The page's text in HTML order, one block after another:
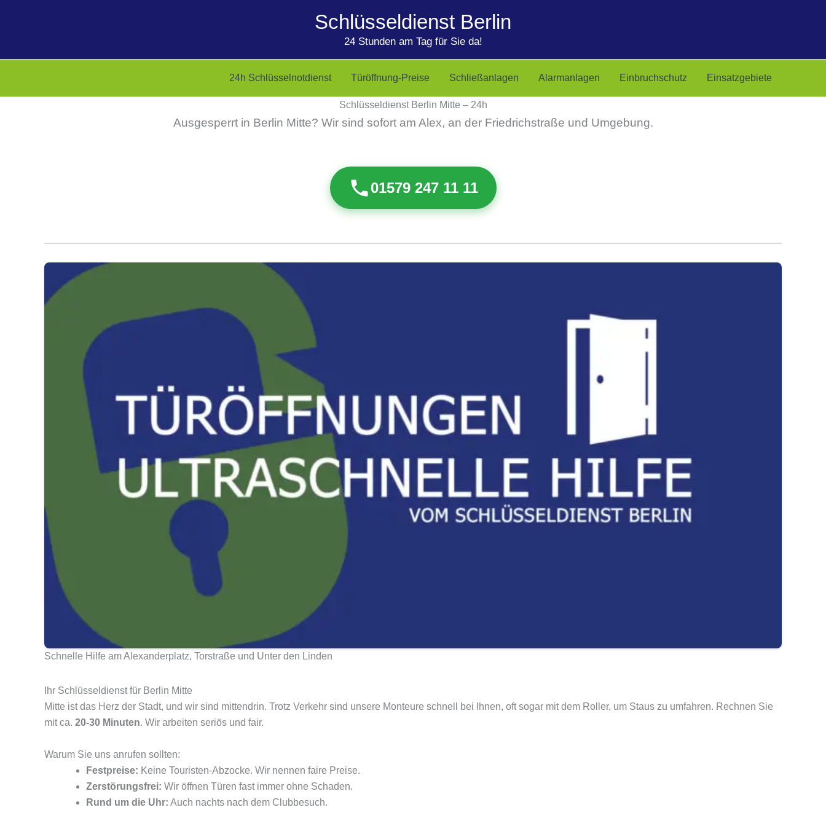
Schlüsseldienst Berlin
24 Stunden am Tag für Sie da!
24h Schlüsselnotdienst Türöffnung-Preise Schließanlagen Alarmanlagen Einbruchschutz Einsatzgebiete
Schlüsseldienst Berlin Mitte – 24h
Ausgesperrt in Berlin Mitte? Wir sind sofort am Alex, an der Friedrichstraße und Umgebung.
01579 247 11 11
Schnelle Hilfe am Alexanderplatz, Torstraße und Unter den Linden
Ihr Schlüsseldienst für Berlin Mitte
Mitte ist das Herz der Stadt, und wir sind mittendrin. Trotz Verkehr sind unsere Monteure schnell bei Ihnen, oft sogar mit dem Roller, um Staus zu umfahren. Rechnen Sie
mit ca. 20-30 Minuten. Wir arbeiten seriös und fair.
Warum Sie uns anrufen sollten:
Festpreise: Keine Touristen-Abzocke. Wir nennen faire Preise.
Zerstörungsfrei: Wir öffnen Türen fast immer ohne Schaden.
Rund um die Uhr: Auch nachts nach dem Clubbesuch.